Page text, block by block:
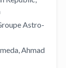
Astro-
Ahmad